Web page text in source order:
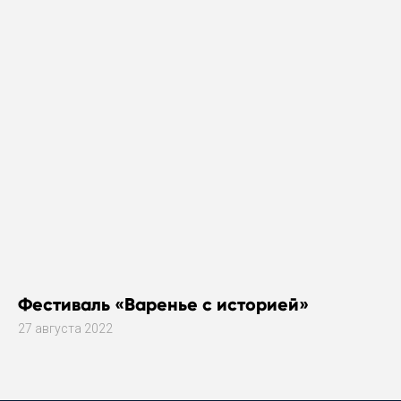
Фестиваль «Варенье с историей»
27 августа 2022